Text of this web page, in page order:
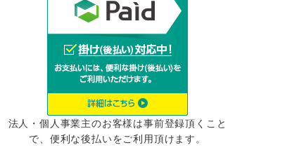
法人・個人事業主のお客様は事前登録頂くこと
で、便利な後払いをご利用頂けます。